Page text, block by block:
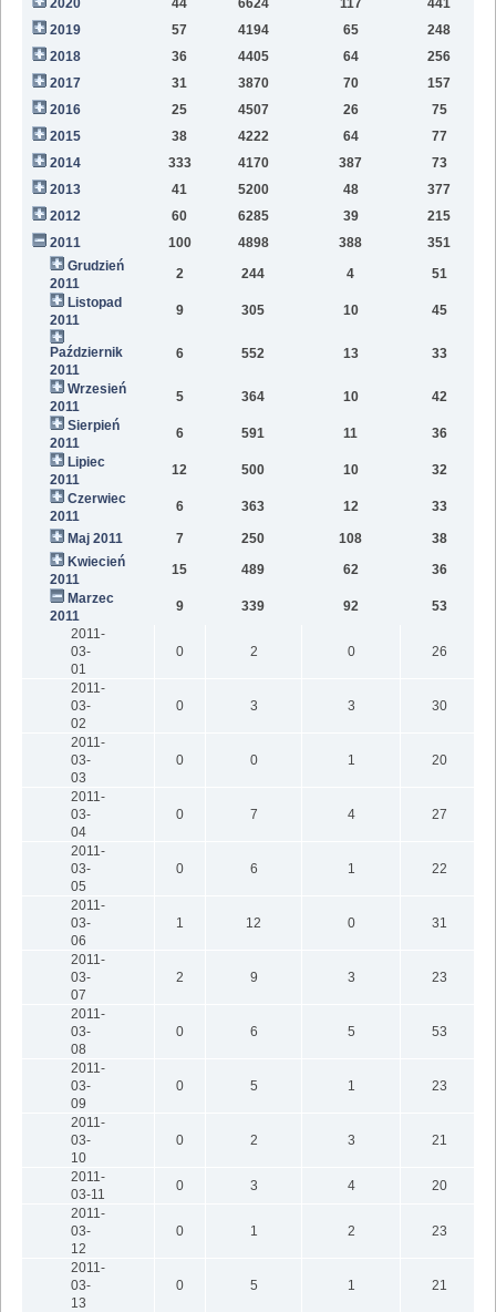
2019
57 4194 65 248
2018
36 4405 64 256
2017
31 3870 70
157
2016
25 4507 26
75
2015
38 4222 64
77
2014
333 4170 387
73
2013
41 5200 48
377
2012
60 6285 39
215
2011
100 4898 388
351
Grudzień
2011
2 244 4
51
Listopad
2011
9 305 10 45
Październik
2011
6 552 13 33
Wrzesień
2011
5 364 10
42
Sierpień
2011
6 591 11
36
Lipiec
2011
12 500 10
32
Czerwiec
2011
6 363 12 33
Maj 2011 7 250 108
38
Kwiecień
2011
15 489 62
36
Marzec
2011
9 339 92
53
2011-
03-
01
0 2 0 26
2011-
03-
02
0 3 3 30
2011-
03-
03
0 0 1 20
2011-
03-
04
0 7 4 27
2011-
03-
05
0 6 1 22
2011-
03-
06
1 12 0 31
2011-
03-
07
2 9 3 23
2011-
03-
08
0 6 5 53
2011-
03-
09
0 5 1 23
2011-
03-
10
0 2 3 21
2011-
03-11
0 3 4
20
2011-
03-
12
0 1 2 23
2011-
03-
13
0 5 1 21